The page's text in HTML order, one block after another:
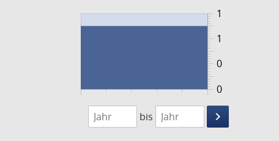
0
1
0
1
1474
1475
bis
keyboard_arrow_right
Suche